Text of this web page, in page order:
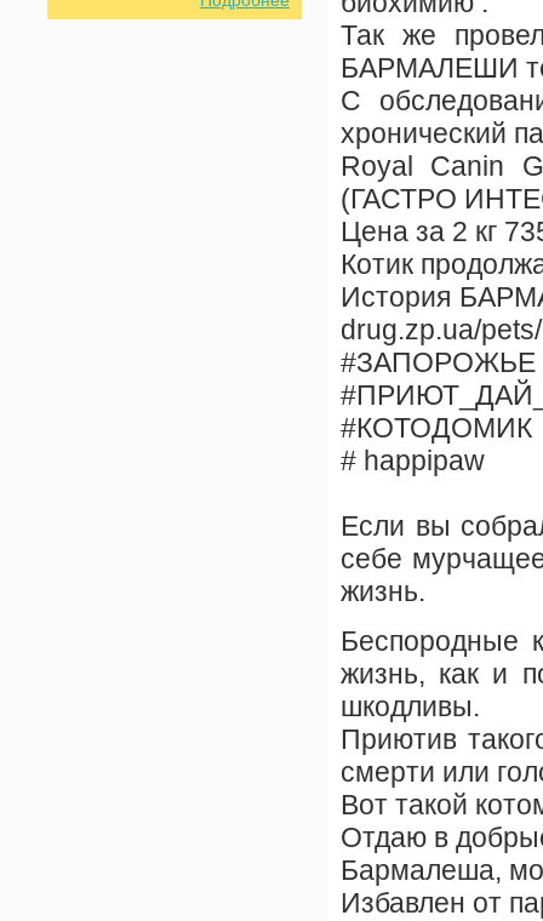
Так же
БАРМАЛЕШИ
С
хронический
Royal Canin
(ГАСТРО
Цена за 2 кг
Котик
История
drug.zp.ua/
#ЗАПОРОЖЬЕ
#КОТОДОМИК
# happipaw
Если вы
себе
жизнь.
Беспородные
жизнь, как и
шкодливы.
Приютив
смерти или
Вот такой
Отдаю в
Бармалеша,
Избавлен от